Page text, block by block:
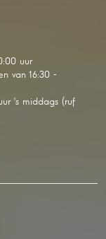
uur
van 16:30 -
's middags (ruf